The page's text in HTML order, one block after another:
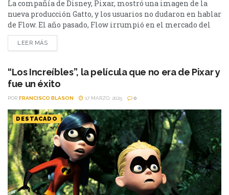
La compañía de Disney, Pixar, mostró una imagen de la
nueva producción Gatto, y los usuarios no dudaron en hablar
de Flow. El año pasado, Flow irrumpió en el mercado del
séptimo arte. La película de animación independiente de
fantasía y aventuras, dirigida por Gints Zilbalodis, y escrita
película...
LEER MÁS
“Los Increíbles”, la película que no era de Pixar y
fue un éxito
POR FRANCISCO BLASON 17 MARZO, 2025 0
DESTACADO